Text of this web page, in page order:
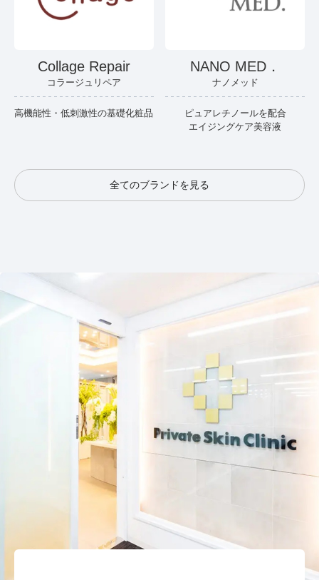
Collage Repair
コラージュリペア
高機能性・低刺激性の基礎化粧品
NANO MED．
ナノメッド
ピュアレチノールを配合
エイジングケア美容液
全てのブランドを見る